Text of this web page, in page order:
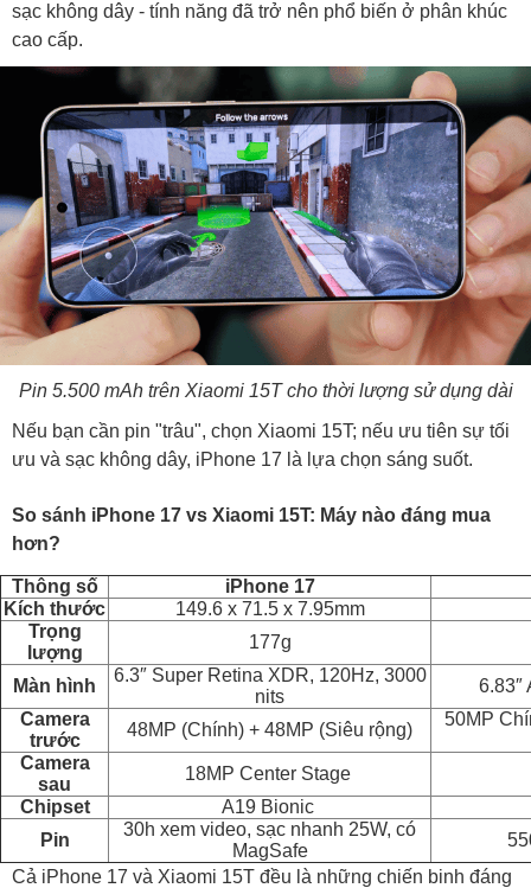
sạc không dây - tính năng đã trở nên phổ biến ở phân khúc
cao cấp.
Pin 5.500 mAh trên Xiaomi 15T cho thời lượng sử dụng dài
Nếu bạn cần pin "trâu", chọn Xiaomi 15T; nếu ưu tiên sự tối
ưu và sạc không dây, iPhone 17 là lựa chọn sáng suốt.
So sánh iPhone 17 vs Xiaomi 15T: Máy nào đáng mua
hơn?
Thông số
iPhone 17
Kích thước
149.6 x 71.5 x 7.95mm
Trọng
lượng
177g
Màn hình
6.3″ Super Retina XDR, 120Hz, 3000
nits
6.83″
Camera
trước
48MP (Chính) + 48MP (Siêu rộng)
50MP
Camera
sau
18MP Center Stage
Chipset
A19 Bionic
Pin
30h xem video, sạc nhanh 25W, có
MagSafe
Cả iPhone 17 và Xiaomi 15T đều là những chiến binh đáng